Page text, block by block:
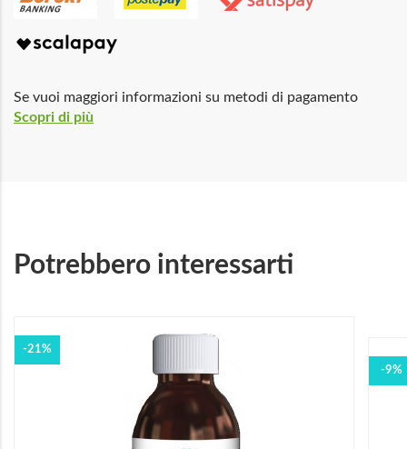
Se vuoi maggiori informazioni su metodi di pagamento
Scopri di più
Potrebbero interessarti
-21%
-9%